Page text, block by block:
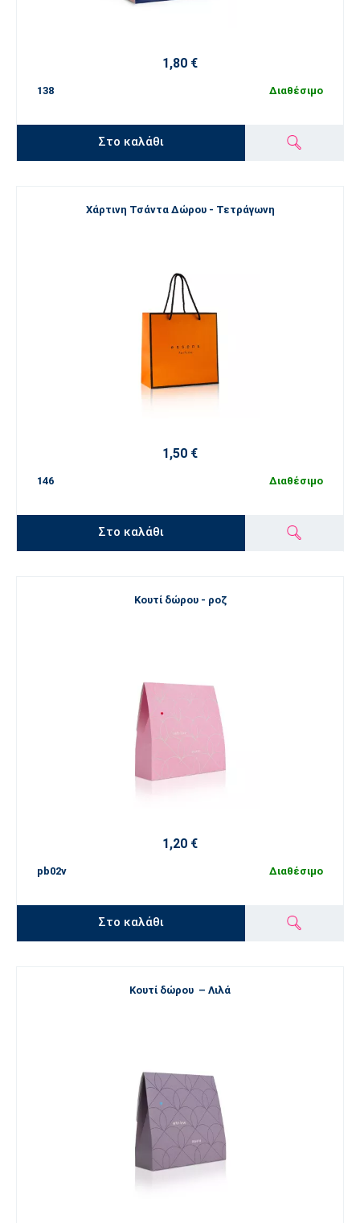
1,80 €
138 Διαθέσιμο
Στο καλάθι
Χάρτινη Τσάντα Δώρου - Τετράγωνη
1,50 €
146 Διαθέσιμο
Στο καλάθι
Κουτί δώρου - ροζ
1,20 €
pb02v Διαθέσιμο
Στο καλάθι
Κουτί δώρου – Λιλά